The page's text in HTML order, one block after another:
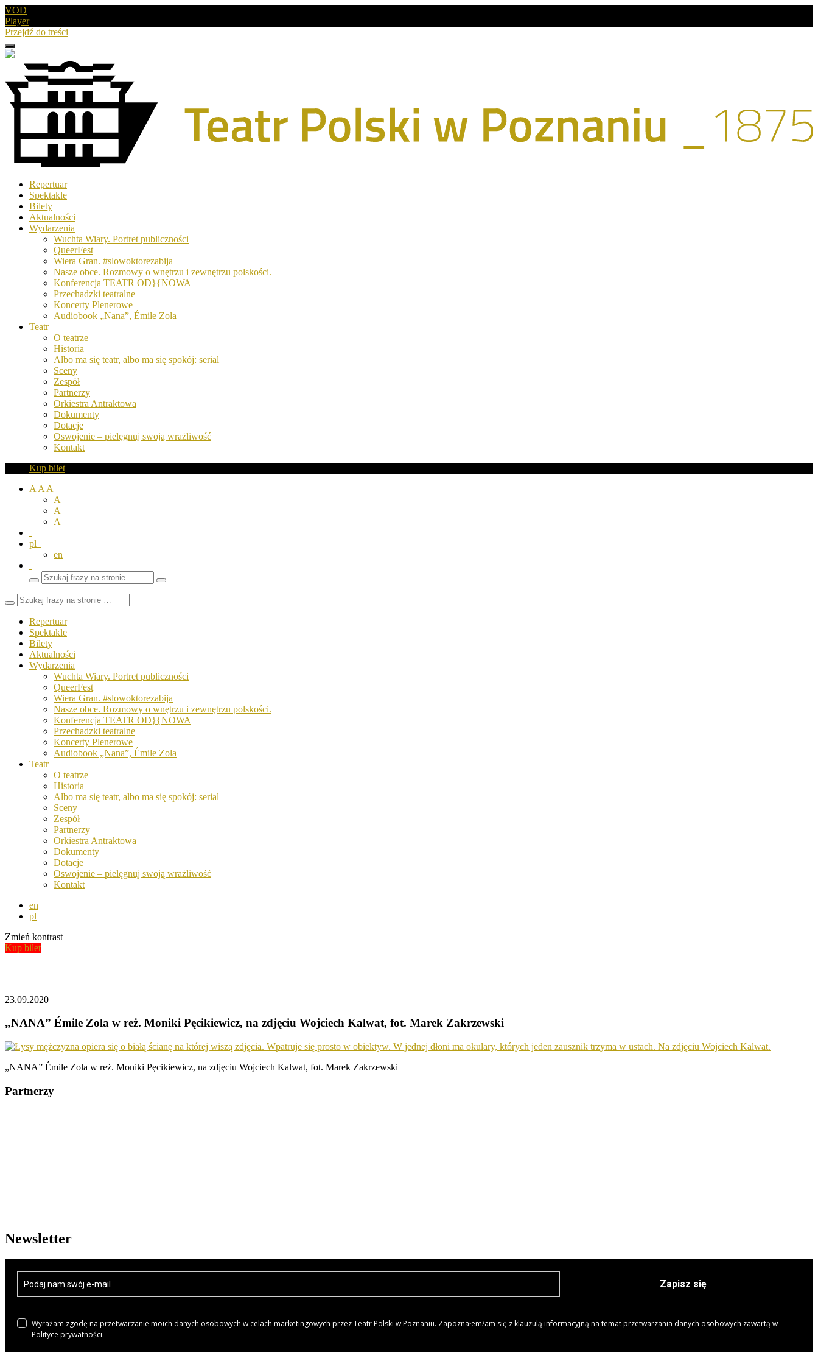
VOD
Player
Przejdź do treści
Menu
Drugie
Teatr
Polski
Poznaniu
Repertuar
Spektakle
Bilety
Aktualności
Wydarzenia
Wuchta Wiary. Portret publiczności
QueerFest
Wiera Gran. #slowoktorezabija
Nasze obce. Rozmowy o wnętrzu i zewnętrzu polskości.
Konferencja TEATR OD}{NOWA
Przechadzki teatralne
Koncerty Plenerowe
Audiobook „Nana”, Émile Zola
Teatr
O teatrze
Historia
Albo ma się teatr, albo ma się spokój: serial
Sceny
Zespół
Partnerzy
Orkiestra Antraktowa
Dokumenty
Dotacje
Oswojenie – pielęgnuj swoją wrażliwość
Kontakt
Kup bilet
A A A
A
A
A
pl
en
Wyszukaj
frazy
Zamknij
Repertuar
Spektakle
Bilety
Aktualności
Wydarzenia
Wuchta Wiary. Portret publiczności
QueerFest
Wiera Gran. #slowoktorezabija
Nasze obce. Rozmowy o wnętrzu i zewnętrzu polskości.
Konferencja TEATR OD}{NOWA
Przechadzki teatralne
Koncerty Plenerowe
Audiobook „Nana”, Émile Zola
Teatr
O teatrze
Historia
Albo ma się teatr, albo ma się spokój: serial
Sceny
Zespół
Partnerzy
Orkiestra Antraktowa
Dokumenty
Dotacje
Oswojenie – pielęgnuj swoją wrażliwość
Kontakt
en
pl
Zmień kontrast
Kup bilet
23.09.2020
„NANA” Émile Zola w reż. Moniki Pęcikiewicz, na zdjęciu Wojciech Kalwat, fot. Marek Zakrzewski
„NANA” Émile Zola w reż. Moniki Pęcikiewicz, na zdjęciu Wojciech Kalwat, fot. Marek Zakrzewski
Partnerzy
Newsletter
Zapisz się
Wyrażam zgodę na przetwarzanie moich danych osobowych w celach marketingowych przez Teatr Polski w Poznaniu. Zapoznałem/am się z klauzulą informacyjną na temat przetwarzania danych osobowych zawartą w
Polityce prywatności.